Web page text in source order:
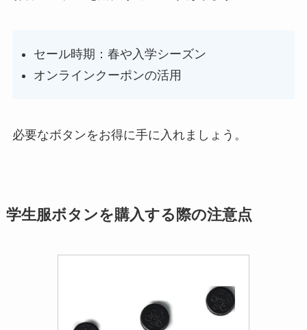
セール時期：春や入学シーズン
オンラインクーポンの活用
必要なボタンをお得に手に入れましょう。
学生服ボタンを購入する際の注意点